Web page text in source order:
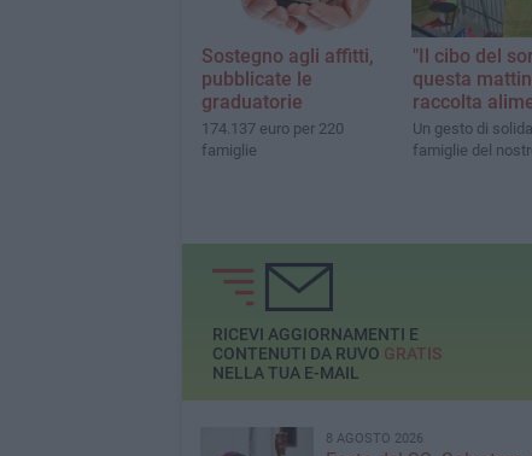
Sostegno agli affitti,
pubblicate le
graduatorie
174.137 euro per 220
famiglie
"Il cibo del
questa
raccolta
Un gesto di
famiglie del
RICEVI AGGIORNAMENTI E
CONTENUTI DA RUVO GRATIS
NELLA TUA E-MAIL
8 AGOSTO 2026